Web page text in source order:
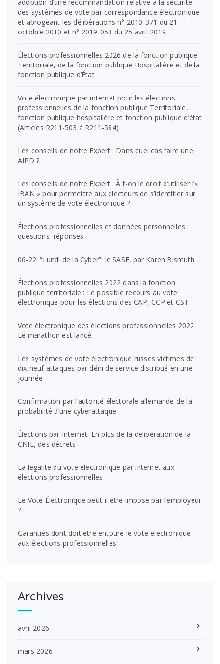
adoption d’une recommandation relative à la sécurité
des systèmes de vote par correspondance électronique
et abrogeant les délibérations n° 2010-371 du 21
octobre 2010 et n° 2019-053 du 25 avril 2019
Élections professionnelles 2026 de la fonction publique
Territoriale, de la fonction publique Hospitalière et de la
fonction publique d’État
Vote électronique par internet pour les élections
professionnelles de la fonction publique Territoriale,
fonction publique hospitalière et fonction publique d’état
(Articles R211-503 à R211-584)
Les conseils de notre Expert : Dans quel cas faire une
AIPD ?
Les conseils de notre Expert : À t-on le droit d’utiliser l’«
IBAN » pour permettre aux électeurs de s’identifier sur
un système de vote électronique ?
Élections professionnelles et données personnelles :
questions–réponses
06-22: “Lundi de la Cyber”: le SASE, par Karen Bismuth
Élections professionnelles 2022 dans la fonction
publique territoriale : Le possible recours au vote
électronique pour les élections des CAP, CCP et CST
Vote électronique des élections professionnelles 2022.
Le marathon est lancé
Les systèmes de vote électronique russes victimes de
dix-neuf attaques par déni de service distribué en une
journée
Confirmation par l’autorité électorale allemande de la
probabilité d’une cyberattaque
Élections par Internet. En plus de la délibération de la
CNIL, des décrets
La légalité du vote électronique par internet aux
élections professionnelles
Le Vote Électronique peut-il être imposé par l’employeur
?
Garanties dont doit être entouré le vote électronique
aux élections professionnelles
Archives
avril 2026
mars 2026